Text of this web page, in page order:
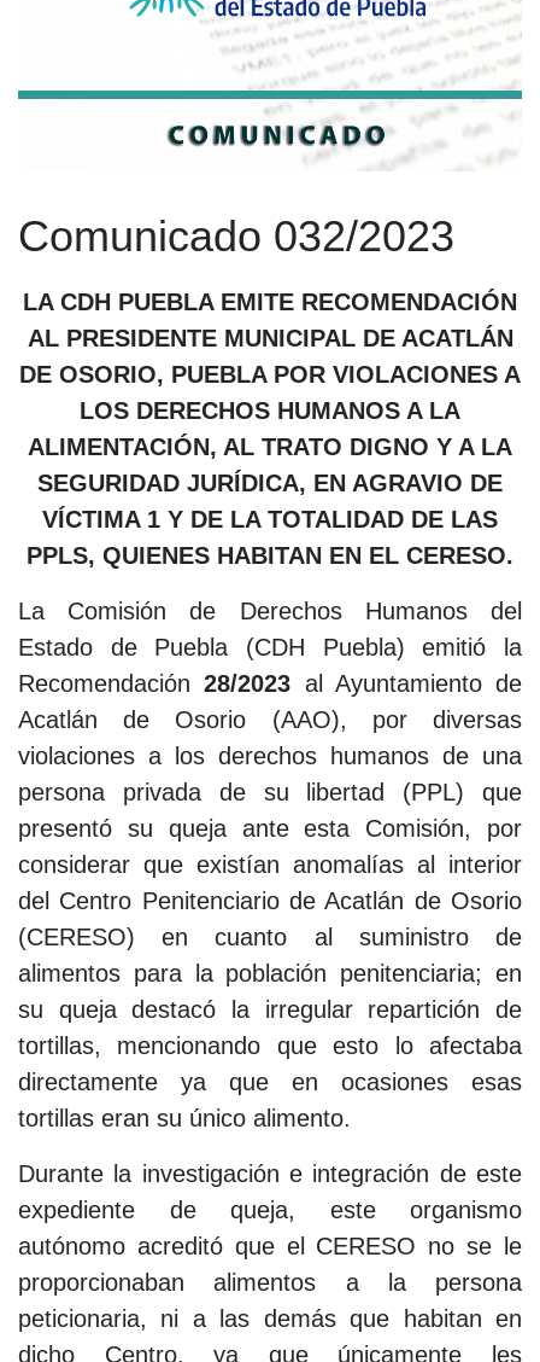
Comunicado 032/2023
LA CDH PUEBLA EMITE RECOMENDACIÓN
AL PRESIDENTE MUNICIPAL DE ACATLÁN
DE OSORIO, PUEBLA POR VIOLACIONES A
LOS DERECHOS HUMANOS A LA
ALIMENTACIÓN, AL TRATO DIGNO Y A LA
SEGURIDAD JURÍDICA, EN AGRAVIO DE
VÍCTIMA 1 Y DE LA TOTALIDAD DE LAS
PPLS, QUIENES HABITAN EN EL CERESO.
La Comisión de Derechos Humanos del
Estado de Puebla (CDH Puebla) emitió la
Recomendación28/2023 al Ayuntamiento de
Acatlán de Osorio (AAO), por diversas
violaciones a los derechos humanos de una
persona privada de su libertad (PPL) que
presentó su queja ante esta Comisión, por
considerar que existían anomalías al interior
del Centro Penitenciario de Acatlán de Osorio
(CERESO) en cuanto al suministro de
alimentos para la población penitenciaria; en
su queja destacó la irregular repartición de
tortillas, mencionando que esto lo afectaba
directamente ya que en ocasiones esas
tortillas eran su único alimento.
Durante la investigación e integración de este
expediente de queja, este organismo
autónomo acreditó que el CERESO no se le
proporcionaban alimentos a la persona
peticionaria, ni a las demás que habitan en
dicho Centro, ya que únicamente les